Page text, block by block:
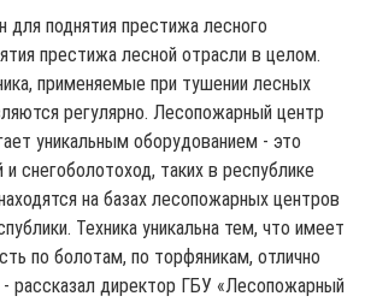
для поднятия престижа лесного
престижа лесной отрасли в целом.
применяемые при тушении лесных
регулярно. Лесопожарный центр
уникальным оборудованием - это
и снегоболотоход, таких в республике
на базах лесопожарных центров
Техника уникальна тем, что имеет
по болотам, по торфяникам, отлично
рассказал директор ГБУ «Лесопожарный